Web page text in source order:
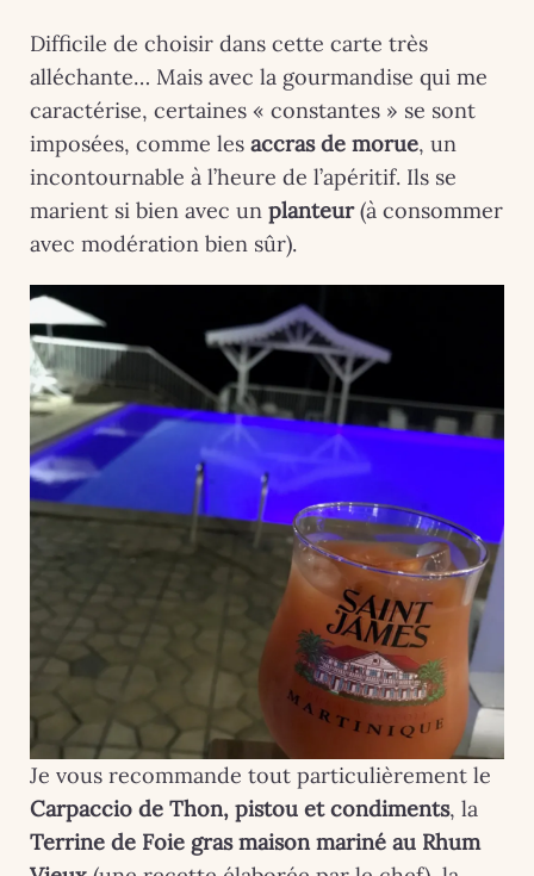
Difficile de choisir dans cette carte très
alléchante… Mais avec la gourmandise qui me
caractérise, certaines « constantes » se sont
imposées, comme les accras de morue, un
incontournable à l’heure de l’apéritif. Ils se
marient si bien avec un planteur(à consommer
avec modération bien sûr).
Je vous recommande tout particulièrement le
Carpaccio de Thon, pistou et condiments, la
Terrine de Foie gras maison mariné au Rhum